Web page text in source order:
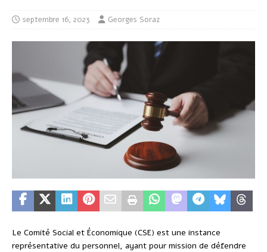
septembre 16, 2023 Georges Soraz
Le Comité Social et Économique (CSE) est une instance
représentative du personnel, ayant pour mission de défendre